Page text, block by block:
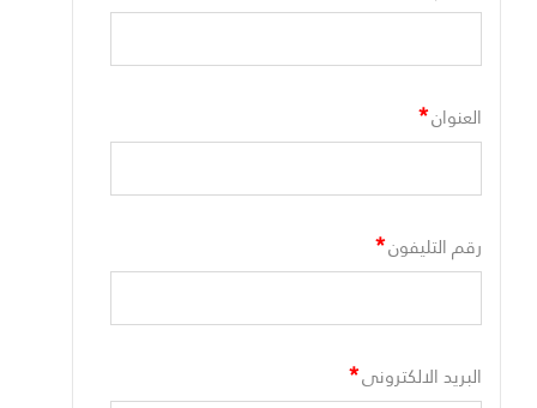
العنوان*
رقم التليفون*
البريد الالكترونى*